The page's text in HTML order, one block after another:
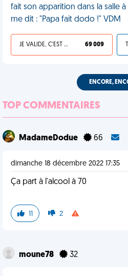
fait son apparition dans la salle
me dit : "Papa fait dodo !" VDM
JE VALIDE, C'EST UNE VDM 69 009
ENCORE,
TOP COMMENTAIRES
MadameDodue 66
dimanche 18 décembre 2022 17:35
Ça part à l'alcool à 70
11 2
moune78 32